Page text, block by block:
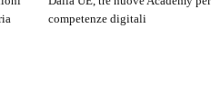
competenze digitali